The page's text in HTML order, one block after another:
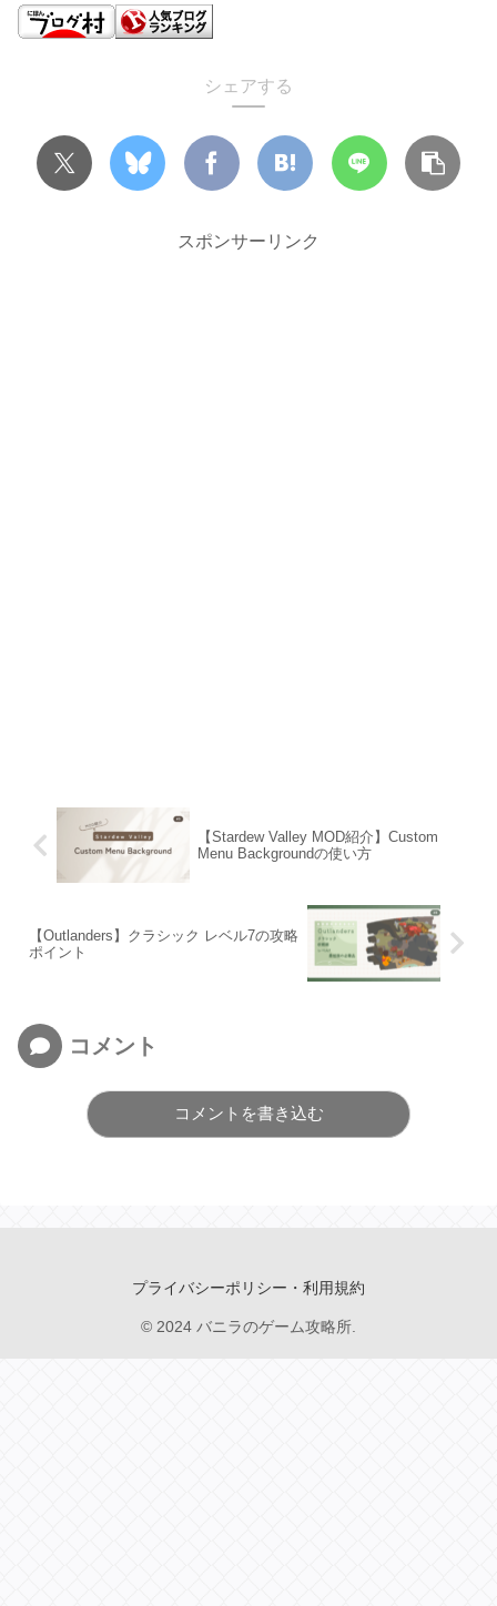
シェアする
スポンサーリンク
【Stardew Valley MOD紹介】Custom
Menu Backgroundの使い方
【Outlanders】クラシック レベル7の攻略
ポイント
コメント
コメントを書き込む
プライバシーポリシー・利用規約
© 2024 バニラのゲーム攻略所.